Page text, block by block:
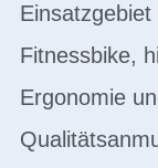
Fitnessbike,
Ergonomie